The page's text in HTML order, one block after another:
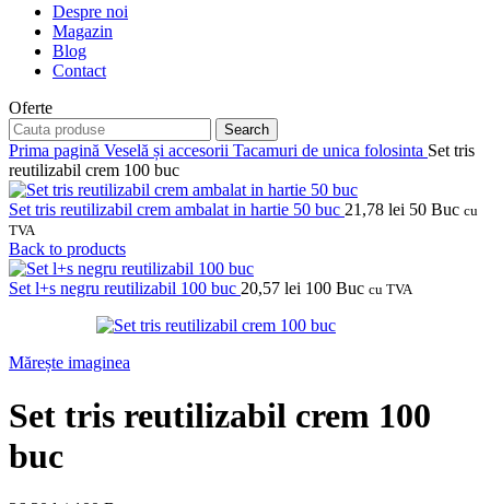
Despre noi
Magazin
Blog
Contact
Oferte
Search
Prima pagină Veselă și accesorii Tacamuri de unica folosinta Set tris
reutilizabil crem 100 buc
Set tris reutilizabil crem ambalat in hartie 50 buc 21,78 lei 50 Buc cu
TVA
Back to products
Set l+s negru reutilizabil 100 buc 20,57 lei 100 Buc cu TVA
Mărește imaginea
Set tris reutilizabil crem 100
buc